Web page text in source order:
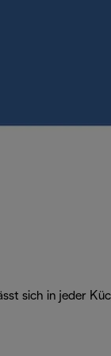
sich in jeder